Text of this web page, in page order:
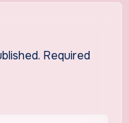
Required